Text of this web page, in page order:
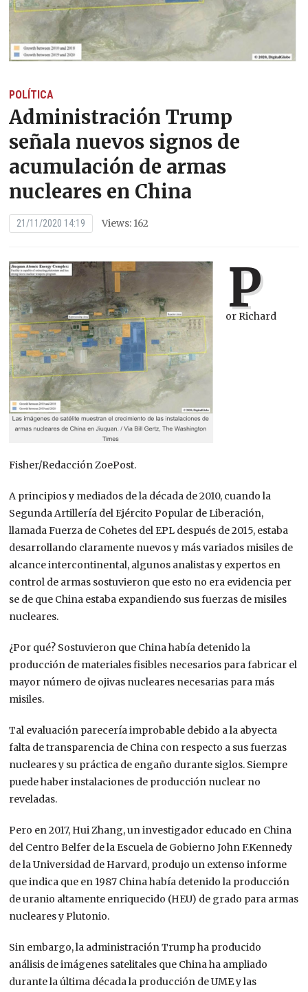
POLÍTICA
Administración Trump
señala nuevos signos de
acumulación de armas
nucleares en China
21/11/2020 14:19 Views: 162
P
or Richard
Fisher/Redacción ZoePost.
A principios y mediados de la década de 2010, cuando la
Segunda Artillería del Ejército Popular de Liberación,
llamada Fuerza de Cohetes del EPL después de 2015, estaba
desarrollando claramente nuevos y más variados misiles de
alcance intercontinental, algunos analistas y expertos en
control de armas sostuvieron que esto no era evidencia per
se de que China estaba expandiendo sus fuerzas de misiles
nucleares.
¿Por qué? Sostuvieron que China había detenido la
producción de materiales fisibles necesarios para fabricar el
mayor número de ojivas nucleares necesarias para más
misiles.
Tal evaluación parecería improbable debido a la abyecta
falta de transparencia de China con respecto a sus fuerzas
nucleares y su práctica de engaño durante siglos. Siempre
puede haber instalaciones de producción nuclear no
reveladas.
Pero en 2017, Hui Zhang, un investigador educado en China
del Centro Belfer de la Escuela de Gobierno John F.Kennedy
de la Universidad de Harvard, produjo un extenso informe
que indica que en 1987 China había detenido la producción
de uranio altamente enriquecido (HEU) de grado para armas
nucleares y Plutonio.
Sin embargo, la administración Trump ha producido
análisis de imágenes satelitales que China ha ampliado
durante la última década la producción de UME y las